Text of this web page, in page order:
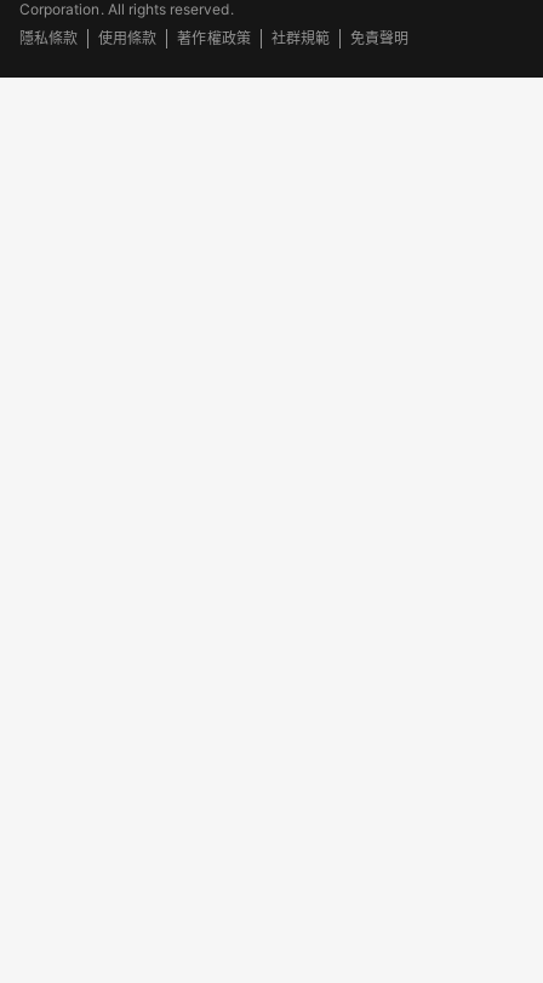
Corporation. All rights reserved.
隱私條款
使用條款 著作權政策 社群規範 免責聲明